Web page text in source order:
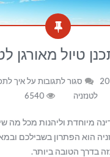
טיול מאורגן
סגור לתגובות על איך
לטנזניה
מיוחדת וליהנות מכל מה
הוא הפתרון בשבילכם
בדרך הטובה ביותר.